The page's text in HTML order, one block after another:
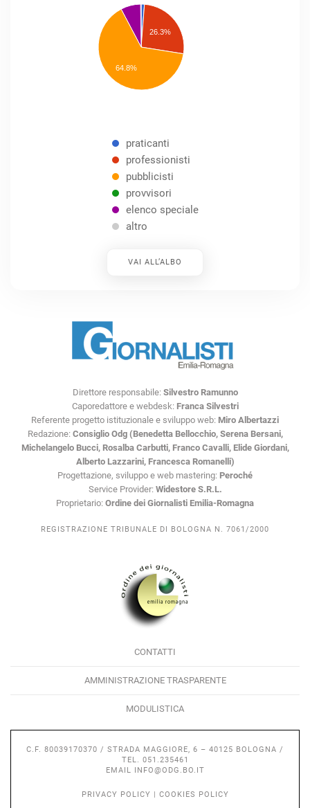
26.3%
64.8%
praticanti
professionisti
pubblicisti
provvisori
elenco speciale
altro
VAI ALL’ALBO
Direttore responsabile: Silvestro Ramunno
Caporedattore e webdesk: Franca Silvestri
Referente progetto istituzionale e sviluppo web: Miro Albertazzi
Redazione: Consiglio Odg (Benedetta Bellocchio, Serena Bersani,
Michelangelo Bucci, Rosalba Carbutti, Franco Cavalli, Elide Giordani,
Alberto Lazzarini, Francesca Romanelli)
Progettazione, sviluppo e web mastering: Peroché
Service Provider: Widestore S.R.L.
Proprietario: Ordine dei Giornalisti Emilia-Romagna
REGISTRAZIONE TRIBUNALE DI BOLOGNA N. 7061/2000
CONTATTI
AMMINISTRAZIONE TRASPARENTE
MODULISTICA
C.F. 80039170370 / STRADA MAGGIORE, 6 – 40125 BOLOGNA /
TEL. 051.235461
EMAIL
INFO@ODG.BO.IT
PRIVACY POLICY COOKIES POLICY